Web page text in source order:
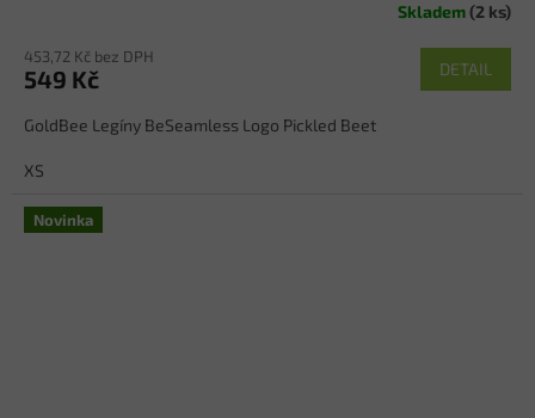
Skladem(2 ks)
453,72 Kč bez DPH
549 Kč DETAIL
GoldBee Legíny BeSeamless Logo Pickled Beet
XS
Novinka